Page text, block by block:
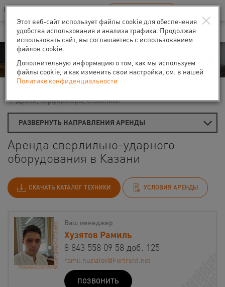
Ваш город:Казань
В Вашем регионе нет наших офисов RU EN
Аренда
Дрели, перфораторы, отбойники
РАЗВЕРНУТЬ НАПРАВЛЕНИЯ АРЕНДЫ
Аренда сверлильно-ударного
оборудования в Казани
СКАЧАТЬ КАТАЛОГ ТЕХНИКИ УСЛОВИЯ АРЕНДЫ
Ваш менеджер
Хузятов Рамиль
8 843 558 09 58 доб. 125
ramil.huziatov@Fortrent.net
ПОЗВОНИТЬ
×
Этот веб-сайт использует файлы cookie для обеспечения
удобства использования и анализа трафика. Продолжая
использовать сайт, вы соглашаетесь с использованием
файлов cookie.
Дополнительную информацию о том, как мы используем
файлы cookie, и как изменить свои настройки, см. в нашей
Политике конфиденциальности